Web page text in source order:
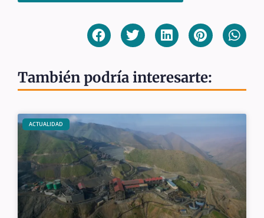
También podría interesarte:
ACTUALIDAD